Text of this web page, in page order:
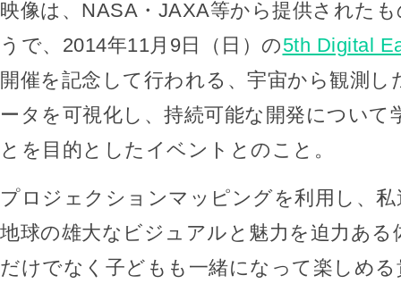
映像は、NASA・JAXA等から提供された
うで、2014年11月9日（日）の5th Digital
開催を記念して行われる、宇宙から観測し
ータを可視化し、持続可能な開発について
とを目的としたイベントとのこと。
プロジェクションマッピングを利用し、
地球の雄大なビジュアルと魅力を迫力ある
だけでなく子どもも一緒になって楽しめ